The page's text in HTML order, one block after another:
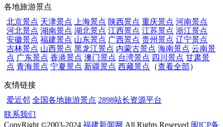
各地旅游景点
北京景点 天津景点 上海景点 陕西景点 重庆景点 河南景点
河北景点 湖南景点 湖北景点 江西景点 江苏景点 浙江景点
安徽景点 福建景点 山东景点 广西景点 贵州景点 辽宁景点
吉林景点 山西景点 黑龙江景点 内蒙古景点 海南景点 云南景
点 广东景点 香港景点 澳门景点 台湾景点 四川景点 甘肃景
点 青海景点 宁夏景点 新疆景点 西藏景点 （查看全部）
友情链接
爱近邻 全国各地旅游景点 2898站长资源平台
联系我们
CopyRight ©2003-2024 福建新闻网 All Rights Reserved 闽ICP备